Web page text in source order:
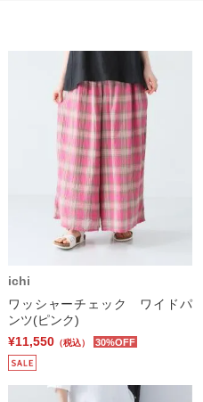
ichi
ワッシャーチェック ワイドパ
ンツ(ピンク)
¥11,550 （税込） 30%OFF